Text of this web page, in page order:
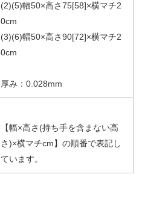
(2)(5)幅50×高さ75[58]×横マチ2
0cm
(3)(6)幅50×高さ90[72]×横マチ2
0cm
厚み：0.028mm
【幅×高さ(持ち手を含まない高
さ)×横マチcm】の順番で表記し
ています。